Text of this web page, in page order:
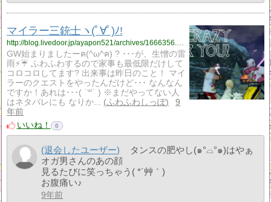
マイラー三銃士ヽ(ﾟ∀ﾟ)ﾉ!
http://blog.livedoor.jp/ayapon521/archives/1666356.html
GW始まりましたーฅ(^ω^ฅ) ? ･･･が、生憎の雷
雨⚡☔ ふわふわするので家事も最低限だけして
コロコロしてます? 出来事は昨日のこと！ マイ
ラーのクエストをやったんだけど･･･ なんなん
ですか！あれは･･･( ˙꒳​˙ ) ※まだやってない人
はネタバレにも なりか...
ふわふわしっぽ
9
年前
いいね！
6
(退会したユーザー)
タンスの肥やし(๑°⌓°๑)はやぁ
オガ男さんのあの顔
見るたびに笑っちゃう( *´艸｀)
お腹痛い♪
9年前